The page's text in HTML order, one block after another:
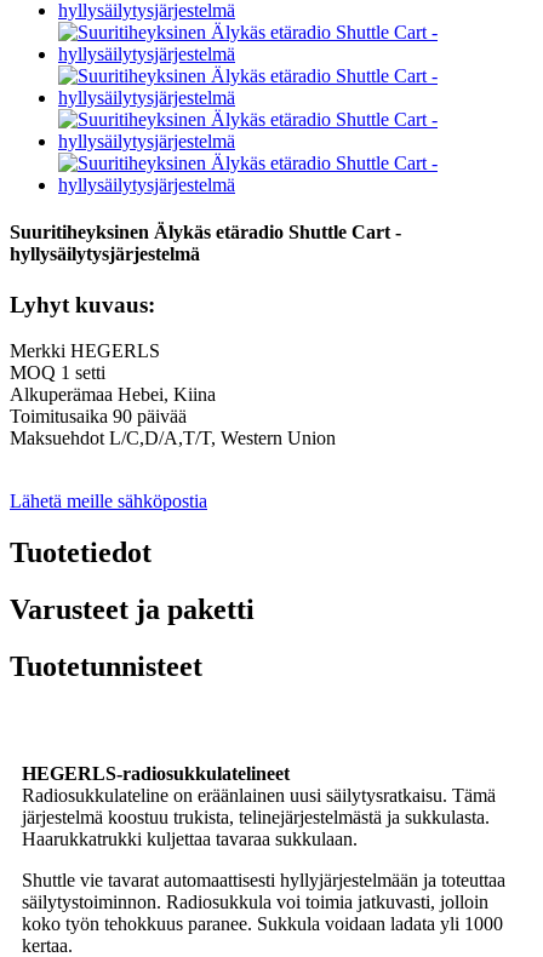
Suuritiheyksinen Älykäs etäradio Shuttle Cart -
hyllysäilytysjärjestelmä
Lyhyt kuvaus:
Merkki HEGERLS
MOQ 1 setti
Alkuperämaa Hebei, Kiina
Toimitusaika 90 päivää
Maksuehdot L/C,D/A,T/T, Western Union
Lähetä meille sähköpostia
Tuotetiedot
Varusteet ja paketti
Tuotetunnisteet
HEGERLS-radiosukkulatelineet
Radiosukkulateline on eräänlainen uusi säilytysratkaisu. Tämä
järjestelmä koostuu trukista, telinejärjestelmästä ja sukkulasta.
Haarukkatrukki kuljettaa tavaraa sukkulaan.
Shuttle vie tavarat automaattisesti hyllyjärjestelmään ja toteuttaa
säilytystoiminnon. Radiosukkula voi toimia jatkuvasti, jolloin
koko työn tehokkuus paranee. Sukkula voidaan ladata yli 1000
kertaa.